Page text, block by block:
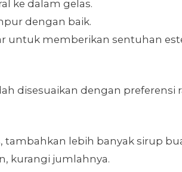
ke dalam gelas.
dengan baik.
untuk memberikan sentuhan
disesuaikan dengan preferensi
tambahkan lebih banyak sirup
kurangi jumlahnya.